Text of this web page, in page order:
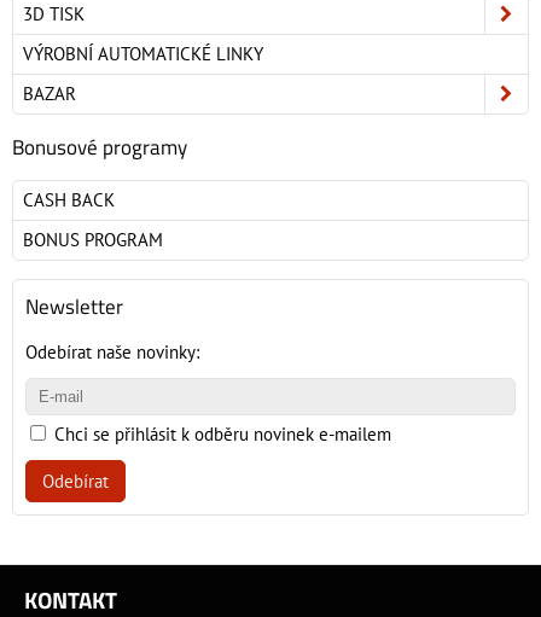
3D TISK
VÝROBNÍ AUTOMATICKÉ LINKY
BAZAR
Bonusové programy
CASH BACK
BONUS PROGRAM
Newsletter
Odebírat naše novinky:
Chci se přihlásit k odběru novinek e-mailem
Odebírat
KONTAKT